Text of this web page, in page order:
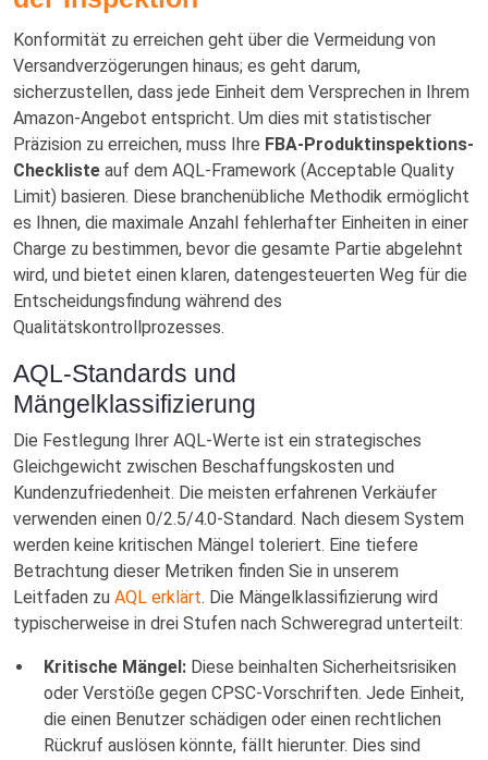
Konformität zu erreichen geht über die Vermeidung von
Versandverzögerungen hinaus; es geht darum,
sicherzustellen, dass jede Einheit dem Versprechen in Ihrem
Amazon-Angebot entspricht. Um dies mit statistischer
Präzision zu erreichen, muss Ihre FBA-Produktinspektions-
Checkliste auf dem AQL-Framework (Acceptable Quality
Limit) basieren. Diese branchenübliche Methodik ermöglicht
es Ihnen, die maximale Anzahl fehlerhafter Einheiten in einer
Charge zu bestimmen, bevor die gesamte Partie abgelehnt
wird, und bietet einen klaren, datengesteuerten Weg für die
Entscheidungsfindung während des
Qualitätskontrollprozesses.
AQL-Standards und
Mängelklassifizierung
Die Festlegung Ihrer AQL-Werte ist ein strategisches
Gleichgewicht zwischen Beschaffungskosten und
Kundenzufriedenheit. Die meisten erfahrenen Verkäufer
verwenden einen 0/2.5/4.0-Standard. Nach diesem System
werden keine kritischen Mängel toleriert. Eine tiefere
Betrachtung dieser Metriken finden Sie in unserem
Leitfaden zu AQL erklärt. Die Mängelklassifizierung wird
typischerweise in drei Stufen nach Schweregrad unterteilt:
Kritische Mängel: Diese beinhalten Sicherheitsrisiken
oder Verstöße gegen CPSC-Vorschriften. Jede Einheit,
die einen Benutzer schädigen oder einen rechtlichen
Rückruf auslösen könnte, fällt hierunter. Dies sind